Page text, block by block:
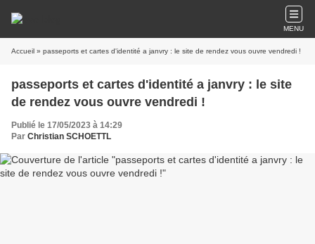
MENU
Accueil » passeports et cartes d'identité a janvry : le site de rendez vous ouvre vendredi !
passeports et cartes d'identité a janvry : le site
de rendez vous ouvre vendredi !
Publié le 17/05/2023 à 14:29
Par Christian SCHOETTL